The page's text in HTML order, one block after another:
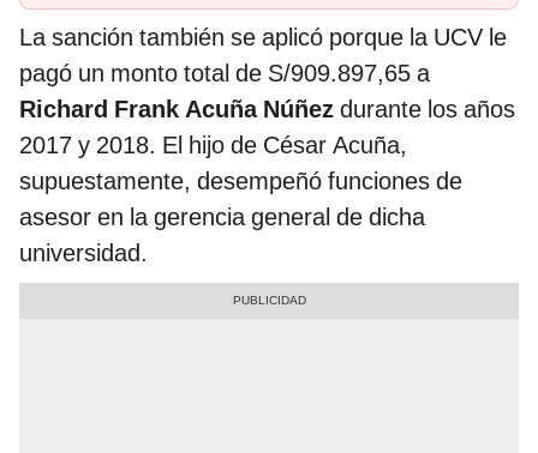
La sanción también se aplicó porque la UCV le
pagó un monto total de S/909.897,65 a
Richard Frank Acuña Núñez durante los años
2017 y 2018. El hijo de César Acuña,
supuestamente, desempeñó funciones de
asesor en la gerencia general de dicha
universidad.